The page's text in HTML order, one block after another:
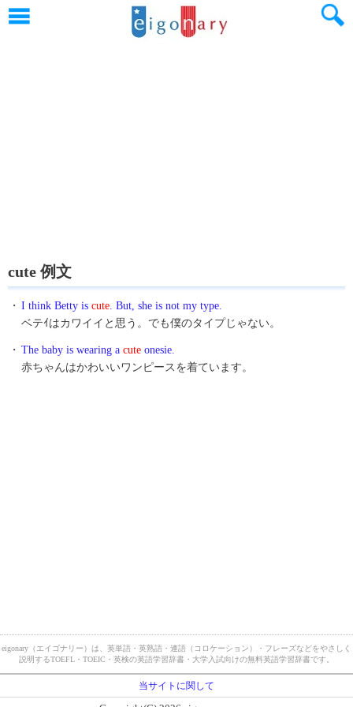
cute 例文
・ I think Betty is cute. But, she is not my type.
ベテｲはカワイイと思う。でも僕のタイプじゃない。
・ The baby is wearing a cute onesie.
赤ちゃんはかわいいワンピースを着ています。
eigonary（エイゴナリー）は、英単語・英熟語・連語（コロケーション）・フレーズなどをやさしく
説明するTOEFL・TOEIC・英検の英語学習辞書・大学入試向けの無料英語学習辞書です。
当サイトに関して